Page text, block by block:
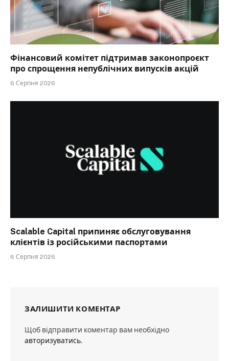
Фінансовий комітет підтримав законопроєкт
про спрощення непублічних випусків акцій
6 Серпня 2026
Scalable Capital припиняє обслуговування
клієнтів із російськими паспортами
6 Серпня 2026
ЗАЛИШИТИ КОМЕНТАР
Щоб відправити коментар вам необхідно
авторизуватись.